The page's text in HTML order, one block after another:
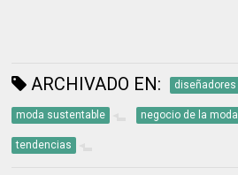
ARCHIVADO EN: diseñadores
moda sustentable negocio de la moda
tendencias